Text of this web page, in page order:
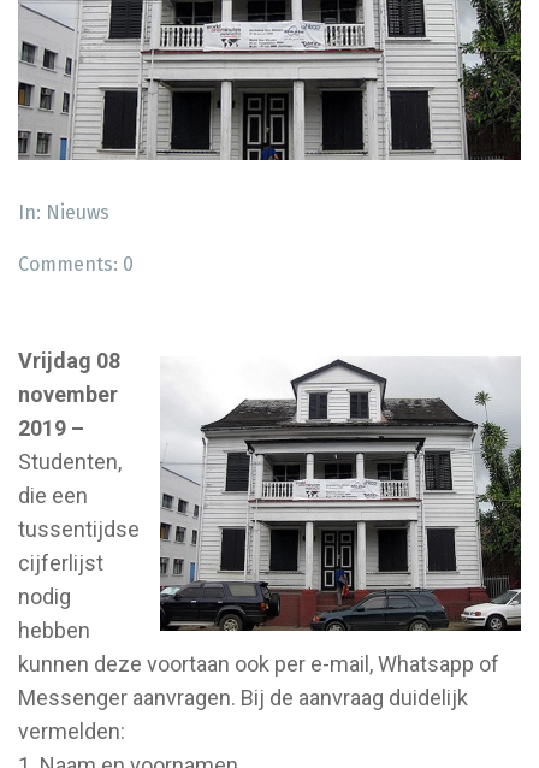
In: Nieuws
Comments: 0
Vrijdag 08
november
2019 –
Studenten,
die een
tussentijdse
cijferlijst
nodig
hebben
kunnen deze voortaan ook per e-mail, Whatsapp of
Messenger aanvragen. Bij de aanvraag duidelijk
vermelden: